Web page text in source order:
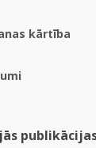
kārtība